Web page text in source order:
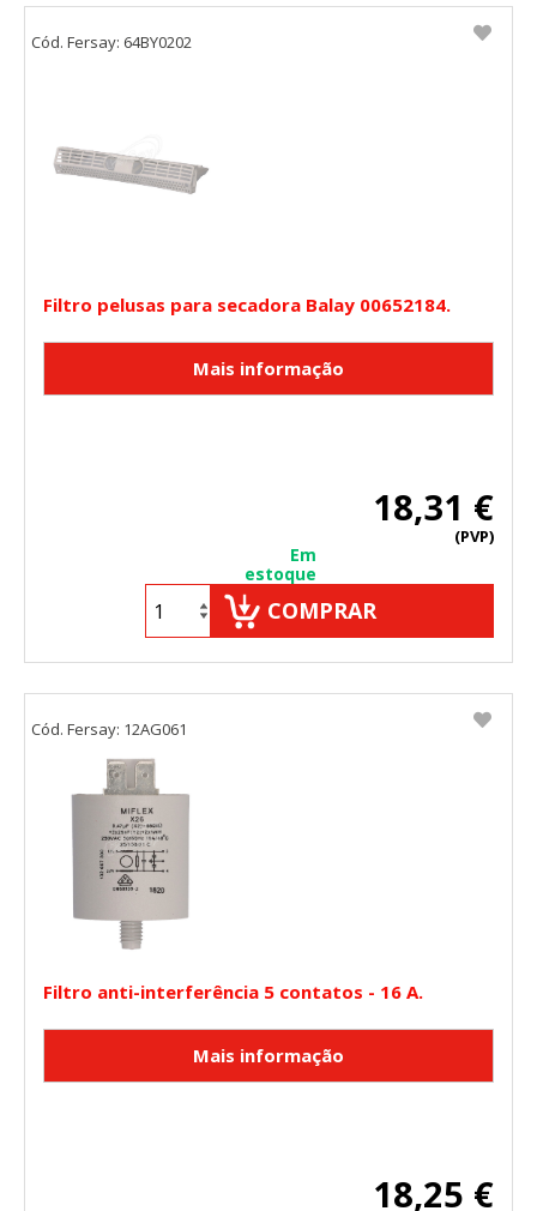
Filtro pelusas para secadora Balay 00652184.
18,31 €
(PVP)
Em
estoque
COMPRAR
Cód. Fersay: 64BY0202
Filtro anti-interferência 5 contatos - 16 A.
18,25 €
Cód. Fersay: 12AG061